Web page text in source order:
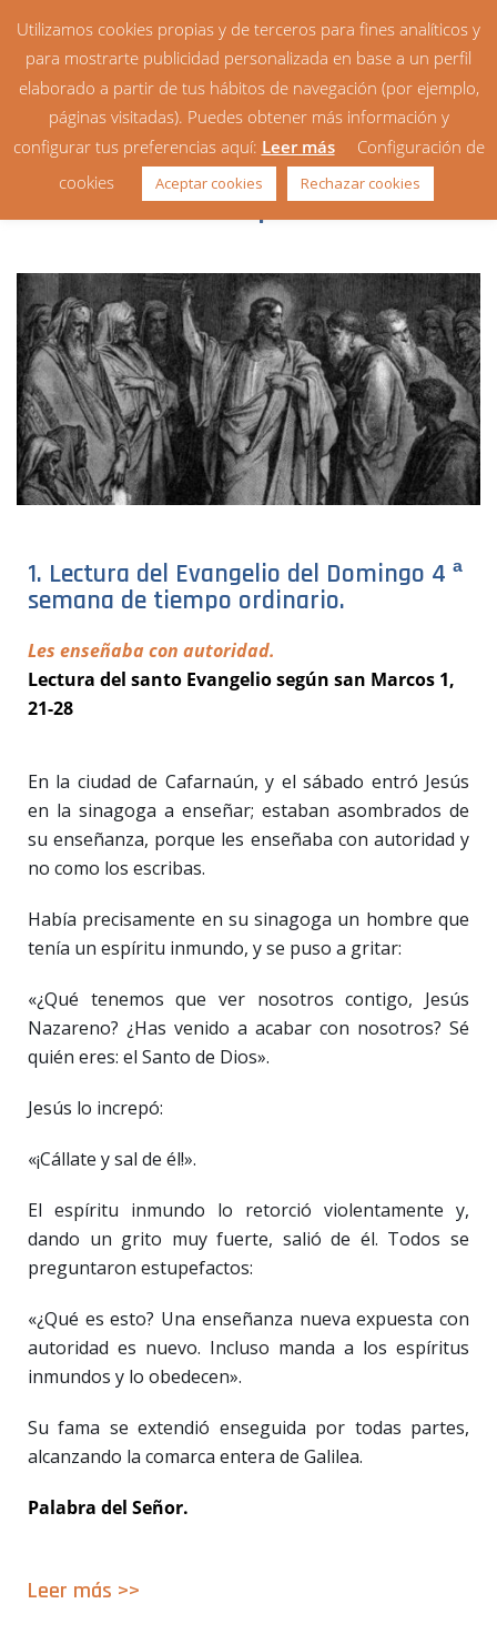
Lecturas recomendadas: 4ª
semana de tiempo ordinario
1. Lectura del Evangelio del Domingo 4 ª
semana de tiempo ordinario.
Les enseñaba con autoridad.
Lectura del santo Evangelio según san Marcos 1,
21-28
En la ciudad de Cafarnaún, y el sábado entró Jesús
en la sinagoga a enseñar; estaban asombrados de
su enseñanza, porque les enseñaba con autoridad y
no como los escribas.
Había precisamente en su sinagoga un hombre que
tenía un espíritu inmundo, y se puso a gritar:
«¿Qué tenemos que ver nosotros contigo, Jesús
Nazareno? ¿Has venido a acabar con nosotros? Sé
quién eres: el Santo de Dios».
Jesús lo increpó:
«¡Cállate y sal de él!».
El espíritu inmundo lo retorció violentamente y,
dando un grito muy fuerte, salió de él. Todos se
preguntaron estupefactos:
«¿Qué es esto? Una enseñanza nueva expuesta con
autoridad es nuevo. Incluso manda a los espíritus
inmundos y lo obedecen».
Su fama se extendió enseguida por todas partes,
alcanzando la comarca entera de Galilea.
Palabra del Señor.
Leer más >>
Utilizamos cookies propias y de terceros para fines analíticos y
para mostrarte publicidad personalizada en base a un perfil
elaborado a partir de tus hábitos de navegación (por ejemplo,
páginas visitadas). Puedes obtener más información y
configurar tus preferencias aquí: Leer más
Configuración de
cookies
Aceptar cookies Rechazar cookies